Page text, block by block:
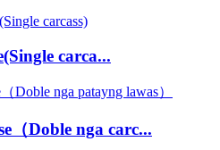
carca...
（Doble nga carc...